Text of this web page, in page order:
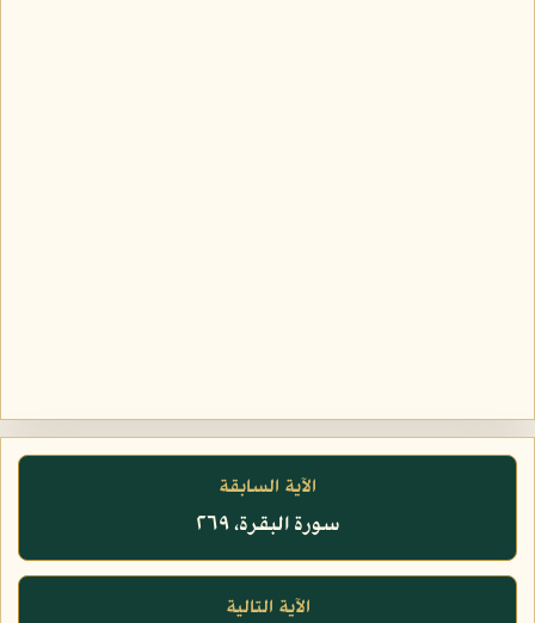
الآية السابقة
سورة البقرة، ٢٦٩
الآية التالية